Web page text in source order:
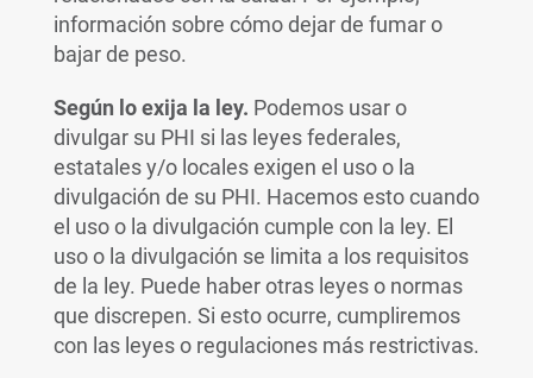
información sobre cómo dejar de fumar o
bajar de peso.
Según lo exija la ley. Podemos usar o
divulgar su PHI si las leyes federales,
estatales y/o locales exigen el uso o la
divulgación de su PHI. Hacemos esto cuando
el uso o la divulgación cumple con la ley. El
uso o la divulgación se limita a los requisitos
de la ley. Puede haber otras leyes o normas
que discrepen. Si esto ocurre, cumpliremos
con las leyes o regulaciones más restrictivas.